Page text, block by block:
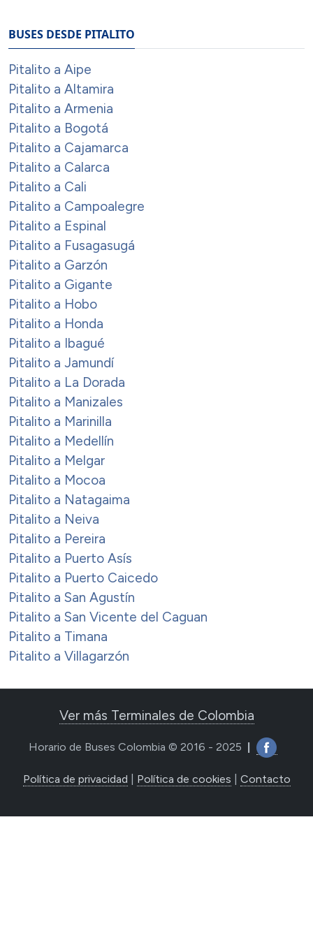
BUSES DESDE PITALITO
Pitalito a Aipe
Pitalito a Altamira
Pitalito a Armenia
Pitalito a Bogotá
Pitalito a Cajamarca
Pitalito a Calarca
Pitalito a Cali
Pitalito a Campoalegre
Pitalito a Espinal
Pitalito a Fusagasugá
Pitalito a Garzón
Pitalito a Gigante
Pitalito a Hobo
Pitalito a Honda
Pitalito a Ibagué
Pitalito a Jamundí
Pitalito a La Dorada
Pitalito a Manizales
Pitalito a Marinilla
Pitalito a Medellín
Pitalito a Melgar
Pitalito a Mocoa
Pitalito a Natagaima
Pitalito a Neiva
Pitalito a Pereira
Pitalito a Puerto Asís
Pitalito a Puerto Caicedo
Pitalito a San Agustín
Pitalito a San Vicente del Caguan
Pitalito a Timana
Pitalito a Villagarzón
Ver más Terminales de Colombia
Horario de Buses Colombia © 2016 - 2025
Política de privacidad Política de cookies Contacto